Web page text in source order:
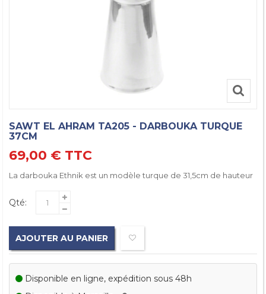
SAWT EL AHRAM TA205 - DARBOUKA TURQUE
37CM
69,00 € TTC
La darbouka Ethnik est un modèle turque de 31,5cm de hauteur
Qté:
AJOUTER AU PANIER
Disponible en ligne, expédition sous 48h